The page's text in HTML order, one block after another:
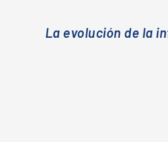
La evolución de la